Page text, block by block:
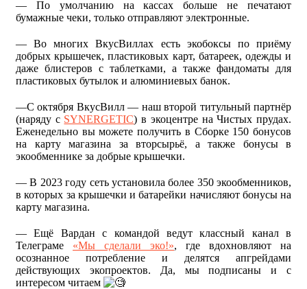
— По умолчанию на кассах больше не печатают
бумажные чеки, только отправляют электронные.
— Во многих ВкусВиллах есть экобоксы по приёму
добрых крышечек, пластиковых карт, батареек, одежды и
даже блистеров с таблетками, а также фандоматы для
пластиковых бутылок и алюминиевых банок.
—С октября ВкусВилл — наш второй титульный партнёр
(наряду с SYNERGETIC) в экоцентре на Чистых прудах.
Еженедельно вы можете получить в Сборке 150 бонусов
на карту магазина за вторсырьё, а также бонусы в
экообменнике за добрые крышечки.
— В 2023 году сеть установила более 350 экообменников,
в которых за крышечки и батарейки начисляют бонусы на
карту магазина.
— Ещё Вардан с командой ведут классный канал в
Телеграме «Мы сделали эко!», где вдохновляют на
осознанное потребление и делятся апгрейдами
действующих экопроектов. Да, мы подписаны и с
интересом читаем